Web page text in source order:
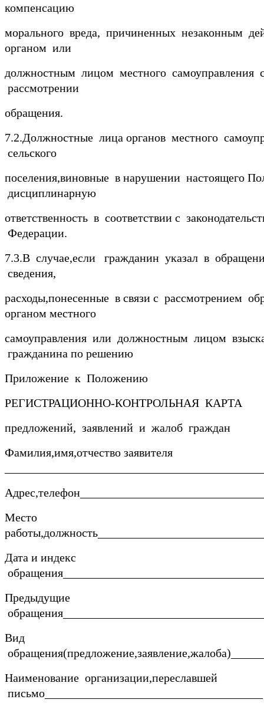
компенсацию
морального вреда, причиненных незаконным
органом или
должностным лицом местного самоуправления
рассмотрении
обращения.
7.2.Должностные лица органов местного
сельского
поселения,виновные в нарушении настоящего
дисциплинарную
ответственность в соответствии с
Федерации.
7.3.В случае,если гражданин указал в
сведения,
расходы,понесенные в связи с рассмотрением
органом местного
самоуправления или должностным лицом
гражданина по решению
Приложение к Положению
РЕГИСТРАЦИОННО-КОНТРОЛЬНАЯ КАРТА
предложений, заявлений и жалоб граждан
Фамилия,имя,отчество заявителя
Место
Дата и индекс
Предыдущие
Вид
Наименование организации,переславшей
письмо_____________________________________